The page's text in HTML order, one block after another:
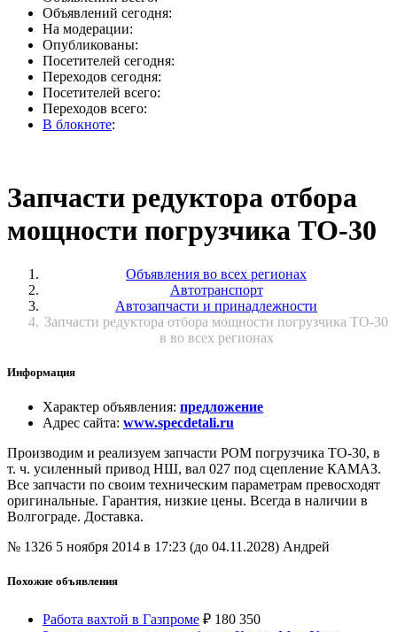
Объявлений сегодня:
На модерации:
Опубликованы:
Посетителей сегодня:
Переходов сегодня:
Посетителей всего:
Переходов всего:
В блокноте:
Запчасти редуктора отбора
мощности погрузчика ТО-30
Объявления во всех регионах
Автотранспорт
Автозапчасти и принадлежности
Запчасти редуктора отбора мощности погрузчика ТО-30
в во всех регионах
Информация
Характер объявления: предложение
Адрес сайта: www.specdetali.ru
Производим и реализуем запчасти РОМ погрузчика ТО-30, в
т. ч. усиленный привод НШ, вал 027 под сцепление КАМАЗ.
Все запчасти по своим техническим параметрам превосходят
оригинальные. Гарантия, низкие цены. Всегда в наличии в
Волгограде. Доставка.
№ 1326 5 ноября 2014 в 17:23 (до 04.11.2028) Андрей
Похожие объявления
Работа вахтой в Газпроме ₽ 180 350